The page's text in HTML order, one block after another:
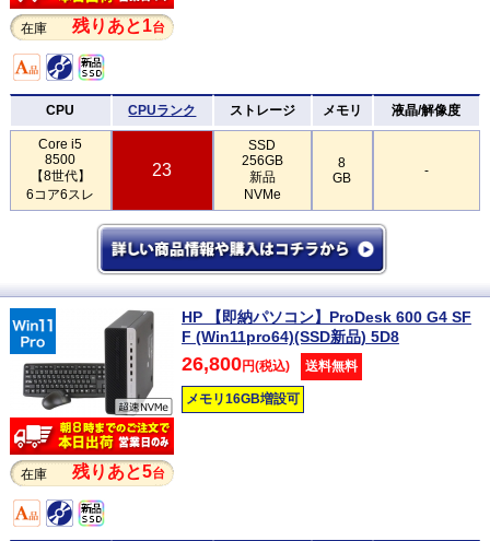
在庫 残りあと1台
CPU CPUランク ストレージ メモリ 液晶/解像度
Core i5
8500
【8世代】
6コア6スレ
23
SSD
256GB
新品
NVMe
8
GB
-
在庫 残りあと5台
HP 【即納パソコン】ProDesk 600 G4 SF
F (Win11pro64)(SSD新品) 5D8
26,800円(税込) 送料無料
メモリ16GB増設可